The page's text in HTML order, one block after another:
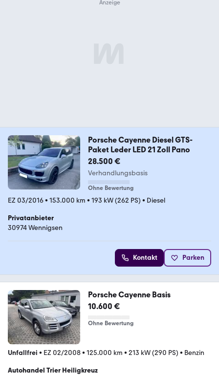
Porsche Cayenne Diesel GTS-
Paket Leder LED 21 Zoll Pano
28.500 €
Verhandlungsbasis
Ohne Bewertung
EZ 03/2016• 153.000 km • 193 kW (262 PS) • Diesel
Privatanbieter
30974 Wennigsen
Kontakt Parken
Porsche Cayenne Basis
10.600 €
Ohne Bewertung
Unfallfrei • EZ 02/2008• 125.000 km • 213 kW (290 PS) • Benzin
Autohandel Trier Heiligkreuz